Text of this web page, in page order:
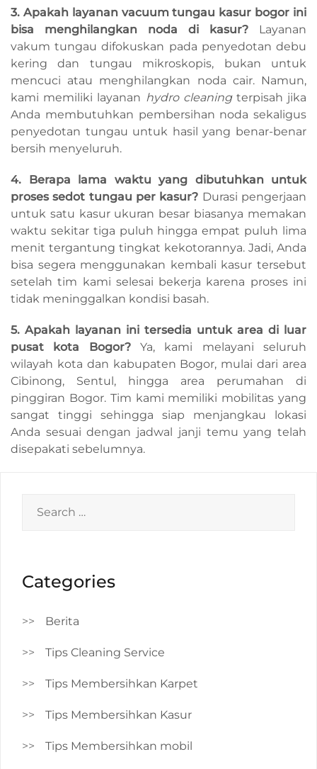
3. Apakah layanan vacuum tungau kasur bogor ini
bisa menghilangkan noda di kasur? Layanan
vakum tungau difokuskan pada penyedotan debu
kering dan tungau mikroskopis, bukan untuk
mencuci atau menghilangkan noda cair. Namun,
kami memiliki layanan hydro cleaningterpisah jika
Anda membutuhkan pembersihan noda sekaligus
penyedotan tungau untuk hasil yang benar-benar
bersih menyeluruh.
4. Berapa lama waktu yang dibutuhkan untuk
proses sedot tungau per kasur? Durasi pengerjaan
untuk satu kasur ukuran besar biasanya memakan
waktu sekitar tiga puluh hingga empat puluh lima
menit tergantung tingkat kekotorannya. Jadi, Anda
bisa segera menggunakan kembali kasur tersebut
setelah tim kami selesai bekerja karena proses ini
tidak meninggalkan kondisi basah.
5. Apakah layanan ini tersedia untuk area di luar
pusat kota Bogor?Ya, kami melayani seluruh
wilayah kota dan kabupaten Bogor, mulai dari area
Cibinong, Sentul, hingga area perumahan di
pinggiran Bogor. Tim kami memiliki mobilitas yang
sangat tinggi sehingga siap menjangkau lokasi
Anda sesuai dengan jadwal janji temu yang telah
disepakati sebelumnya.
for:
Categories
Berita
Tips Cleaning Service
Tips Membersihkan Karpet
Tips Membersihkan Kasur
Tips Membersihkan mobil